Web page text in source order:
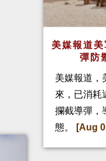
美媒報道
彈防
美媒報道，
來，已消耗
攔截導彈，
態。
[Aug